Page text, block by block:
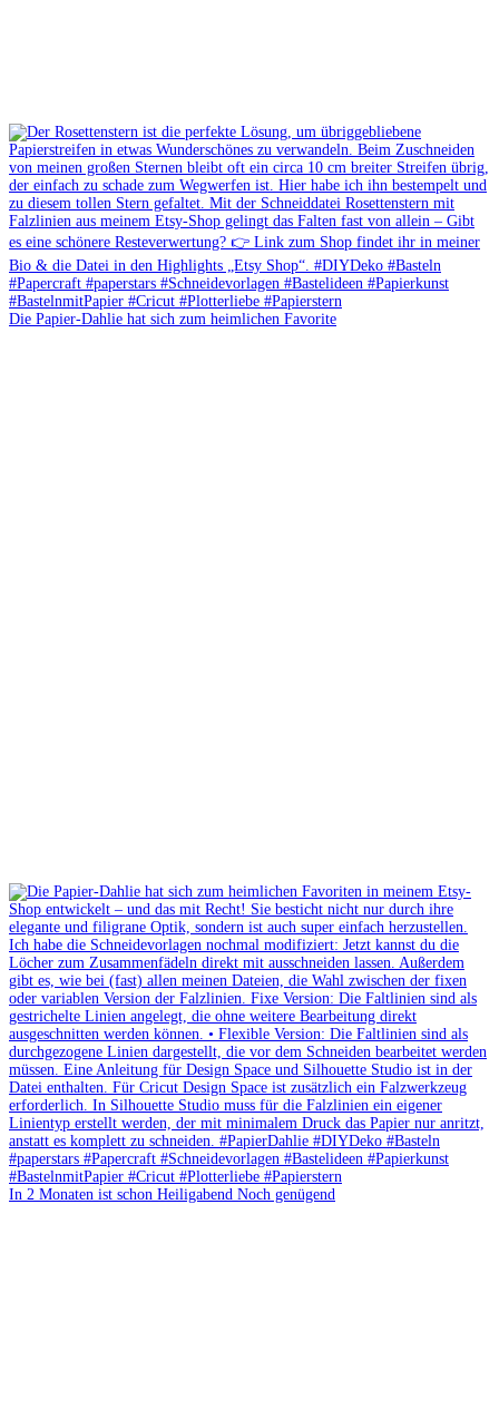
Die Papier-Dahlie hat sich zum heimlichen Favorite
In 2 Monaten ist schon Heiligabend Noch genügend